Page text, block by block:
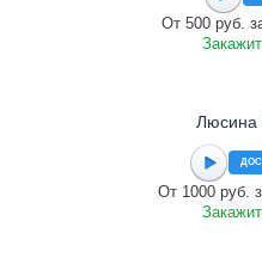
От 500 руб.
От 1000 руб.